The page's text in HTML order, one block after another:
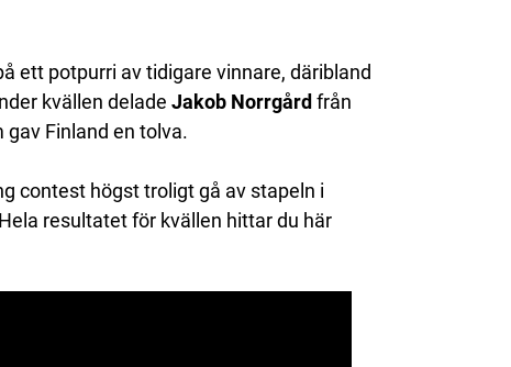
ett potpurri av tidigare vinnare, däribland
kvällen delade Jakob Norrgård från
Finland en tolva.
contest högst troligt gå av stapeln i
resultatet för kvällen hittar du här